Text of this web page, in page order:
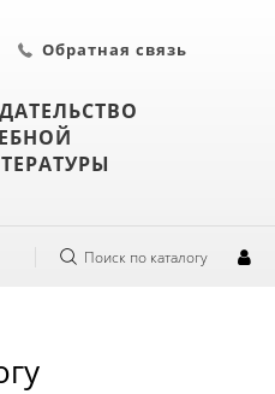
Обратная связь
Поиск по каталогу